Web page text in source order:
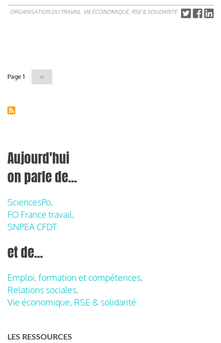
ORGANISATION DU TRAVAIL VIE ÉCONOMIQUE, RSE & SOLIDARITÉ
Page 1
Page
››
Aujourd'hui
on parle de...
SciencesPo,
FO France travail,
SNPEA CFDT
et de...
Emploi, formation et compétences,
Relations sociales,
Vie économique, RSE & solidarité
LES RESSOURCES